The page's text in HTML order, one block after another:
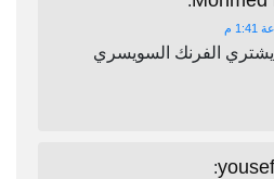
الفرنك السويسري
: